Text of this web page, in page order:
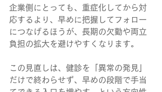
企業側にとっても、重症化してから対
応するより、早めに把握してフォロー
につなげるほうが、長期の欠勤や両立
負担の拡大を避けやすくなります。
この見直しは、健診を「異常の発見」
だけで終わらせず、早めの段階で手当